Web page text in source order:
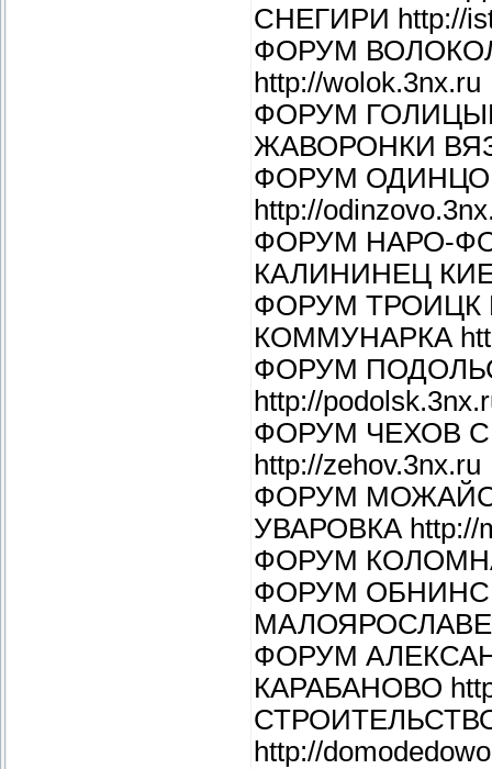
СНЕГИРИ http://
ФОРУМ
http://wolok.3nx.ru
ФОРУМ
ЖАВОРОНКИ
ФОРУМ
http://
ФОРУМ НАРО-
КАЛИНИНЕЦ
ФОРУМ ТРОИЦК
КОММУНАРКА
ФОРУМ
http://
ФОРУМ ЧЕХОВ
http://zehov.3nx.ru
ФОРУМ
УВАРОВКА http://
ФОРУМ
ФОРУМ
ФОРУМ
КАРАБАНОВО
http://